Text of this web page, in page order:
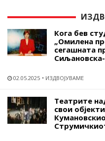
Кога бев
„Омилена
сегашната
02.05.2025 ИЗДВОЈУВАМЕ
Театрите
свои